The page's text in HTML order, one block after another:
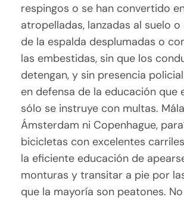
respingos o se han convertido
atropelladas, lanzadas al suelo o
de la espalda desplumadas o
las embestidas, sin que los
detengan, y sin presencia
en defensa de la educación que
sólo se instruye con multas.
Ámsterdam ni Copenhague,
bicicletas con excelentes
la eficiente educación de
monturas y transitar a pie por
que la mayoría son peatones.